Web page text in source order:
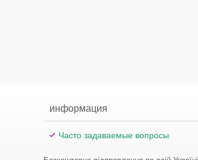
информация
Часто задаваемые вопросы